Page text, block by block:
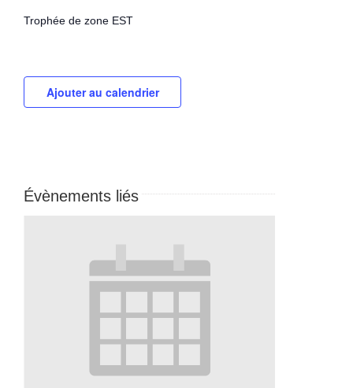
Trophée de zone EST
Ajouter au calendrier
Évènements liés